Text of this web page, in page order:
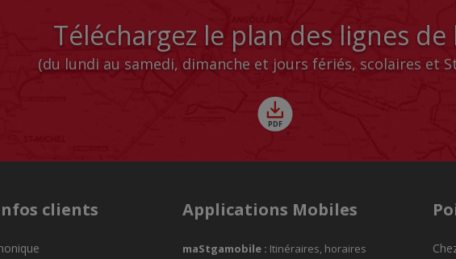
Téléchargez le plan des lignes de
(du lundi au samedi, dimanche et jours fériés, scolaires et
clients Applications Mobiles
maStgamobile : Itinéraires, horaires